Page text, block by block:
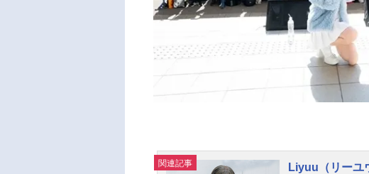
関連記事
Liyuu（リーユ